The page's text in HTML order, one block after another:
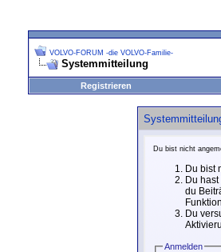
VOLVO-FORUM -die VOLVO-Familie-
Systemmitteilung
Registrieren
Du bist nicht
Du bist
Du
du
Du
Anmelden